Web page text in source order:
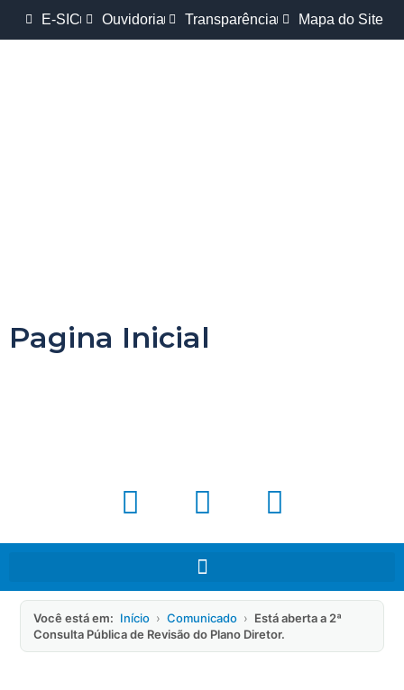
E-SIC Ouvidoria Transparência Mapa do Site
Pagina Inicial
Você está em: Início › Comunicado › Está aberta a 2ª
Consulta Pública de Revisão do Plano Diretor.